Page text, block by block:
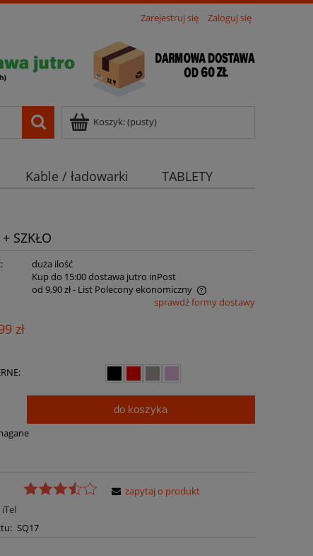
Zarejestruj się Zaloguj się
Koszyk:(pusty)
Kable / ładowarki
TABLETY
SZKŁO
duża ilość
Kup do 15:00 dostawa jutro inPost
od 9,90 zł- List Polecony ekonomiczny
płatności
sprawdź formy dostawy
zł
do koszyka
iTel
SQ17
zapytaj o produkt